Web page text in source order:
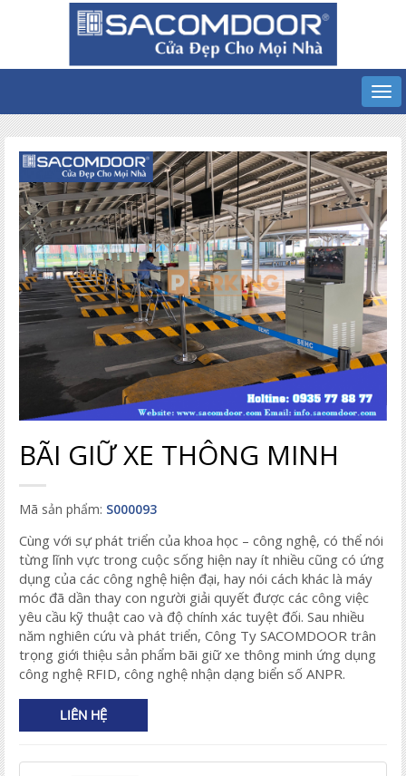
BÃI GIỮ XE THÔNG MINH
Mã sản phẩm: S000093
Cùng với sự phát triển của khoa học – công nghệ, có thể nói
từng lĩnh vực trong cuộc sống hiện nay ít nhiều cũng có ứng
dụng của các công nghệ hiện đại, hay nói cách khác là máy
móc đã dần thay con người giải quyết được các công việc
yêu cầu kỹ thuật cao và độ chính xác tuyệt đối. Sau nhiều
năm nghiên cứu và phát triển, Công Ty SACOMDOOR trân
trọng giới thiệu sản phẩm bãi giữ xe thông minh ứng dụng
công nghệ RFID, công nghệ nhận dạng biển số ANPR.
LIÊN HỆ